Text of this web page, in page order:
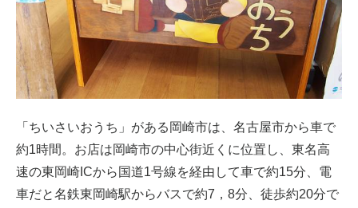
「ちいさいおうち」がある岡崎市は、名古屋市から車で
約1時間。お店は岡崎市の中心街近くに位置し、東名高
速の東岡崎ICから国道1号線を経由して車で約15分、電
車だと名鉄東岡崎駅からバスで約7，8分、徒歩約20分で